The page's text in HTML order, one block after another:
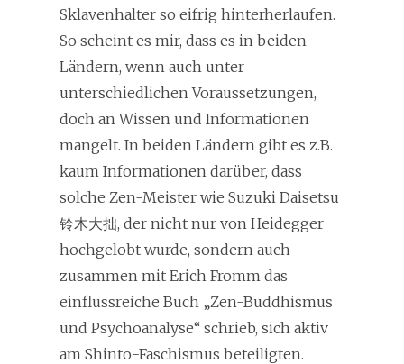
Sklavenhalter so eifrig hinterherlaufen.
So scheint es mir, dass es in beiden
Ländern, wenn auch unter
unterschiedlichen Voraussetzungen,
doch an Wissen und Informationen
mangelt. In beiden Ländern gibt es z.B.
kaum Informationen darüber, dass
solche Zen-Meister wie Suzuki Daisetsu
铃木大拙, der nicht nur von Heidegger
hochgelobt wurde, sondern auch
zusammen mit Erich Fromm das
einflussreiche Buch „Zen-Buddhismus
und Psychoanalyse“ schrieb, sich aktiv
am Shinto-Faschismus beteiligten.